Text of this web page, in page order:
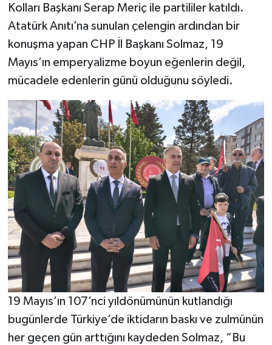
Kolları Başkanı Serap Meriç ile partililer katıldı.
Atatürk Anıtı’na sunulan çelengin ardından bir
konuşma yapan CHP İl Başkanı Solmaz, 19
Mayıs’ın emperyalizme boyun eğenlerin değil,
mücadele edenlerin günü olduğunu söyledi.
19 Mayıs’ın 107’nci yıldönümünün kutlandığı
bugünlerde Türkiye’de iktidarın baskı ve zulmünün
her geçen gün arttığını kaydeden Solmaz, “Bu
Sağlık